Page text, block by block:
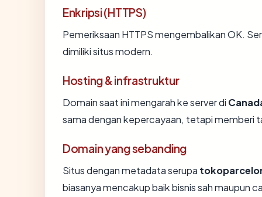
Enkripsi (HTTPS)
Pemeriksaan HTTPS mengembalikan OK.
dimiliki situs modern.
Hosting & infrastruktur
Domain saat ini mengarah ke server di
sama dengan kepercayaan, tetapi memberi
Domain yang sebanding
Situs dengan metadata serupa
biasanya mencakup baik bisnis sah maupun